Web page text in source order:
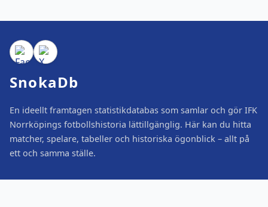
SnokaDb
En ideellt framtagen statistikdatabas som samlar och gör IFK
Norrköpings fotbollshistoria lättillgänglig. Här kan du hitta
matcher, spelare, tabeller och historiska ögonblick – allt på
ett och samma ställe.